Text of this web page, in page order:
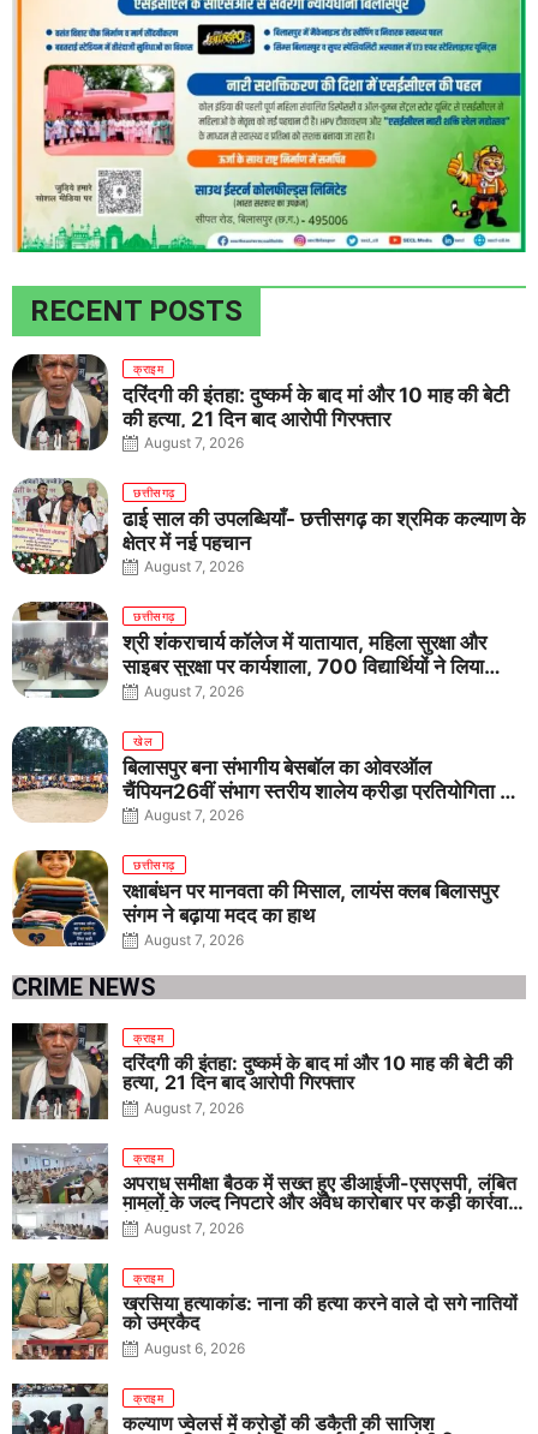
RECENT POSTS
क्राइम
दरिंदगी की इंतहा: दुष्कर्म के बाद मां और 10 माह की बेटी
की हत्या, 21 दिन बाद आरोपी गिरफ्तार
August 7, 2026
छत्तीसगढ़
ढाई साल की उपलब्धियाँ- छत्तीसगढ़ का श्रमिक कल्याण के
क्षेत्र में नई पहचान
August 7, 2026
छत्तीसगढ़
श्री शंकराचार्य कॉलेज में यातायात, महिला सुरक्षा और
साइबर सुरक्षा पर कार्यशाला, 700 विद्यार्थियों ने लिया
जागरूकता का संकल्प
August 7, 2026
खेल
बिलासपुर बना संभागीय बेसबॉल का ओवरऑल
चैंपियन26वीं संभाग स्तरीय शालेय क्रीड़ा प्रतियोगिता में
तीनों आयु वर्गों में शानदार प्रदर्शन
August 7, 2026
छत्तीसगढ़
रक्षाबंधन पर मानवता की मिसाल, लायंस क्लब बिलासपुर
संगम ने बढ़ाया मदद का हाथ
August 7, 2026
CRIME NEWS
क्राइम
दरिंदगी की इंतहा: दुष्कर्म के बाद मां और 10 माह की बेटी की
हत्या, 21 दिन बाद आरोपी गिरफ्तार
August 7, 2026
क्राइम
अपराध समीक्षा बैठक में सख्त हुए डीआईजी-एसएसपी, लंबित
मामलों के जल्द निपटारे और अवैध कारोबार पर कड़ी कार्रवाई
के निर्देश
August 7, 2026
क्राइम
खरसिया हत्याकांड: नाना की हत्या करने वाले दो सगे नातियों
को उम्रकैद
August 6, 2026
क्राइम
कल्याण ज्वेलर्स में करोड़ों की डकैती की साजिश